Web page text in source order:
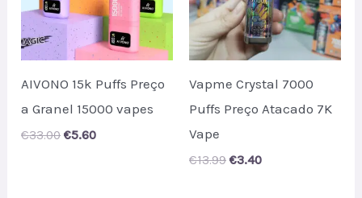
AIVONO 15k Puffs Preço
a Granel 15000 vapes
€33.00 Original
€5.60Current
Vapme Crystal 7000
Puffs Preço Atacado 7K
Vape
€13.99 Original
€3.40Current